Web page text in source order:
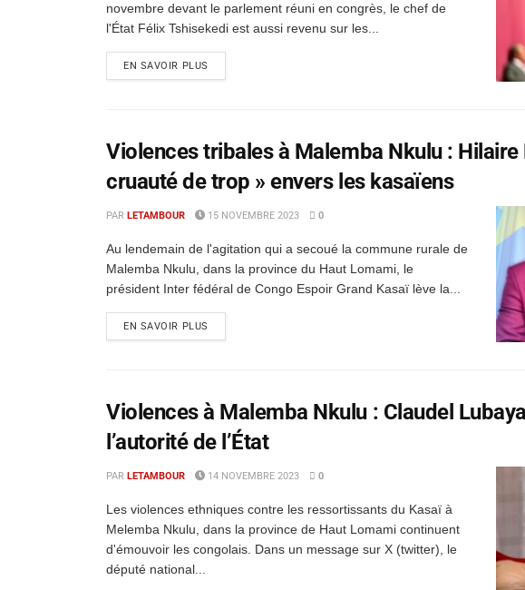
novembre devant le parlement réuni en congrès, le chef de
l'État Félix Tshisekedi est aussi revenu sur les...
EN SAVOIR PLUS
Violences tribales à Malemba Nkulu :
cruauté de trop » envers les kasaïens
PAR LETAMBOUR 15 NOVEMBRE 2023 0
Au lendemain de l'agitation qui a secoué la commune rurale de
Malemba Nkulu, dans la province du Haut Lomami, le
président Inter fédéral de Congo Espoir Grand Kasaï lève la...
EN SAVOIR PLUS
Violences à Malemba Nkulu : Claudel
l’autorité de l’État
PAR LETAMBOUR 14 NOVEMBRE 2023 0
Les violences ethniques contre les ressortissants du Kasaï à
Melemba Nkulu, dans la province de Haut Lomami continuent
d'émouvoir les congolais. Dans un message sur X (twitter), le
député national...